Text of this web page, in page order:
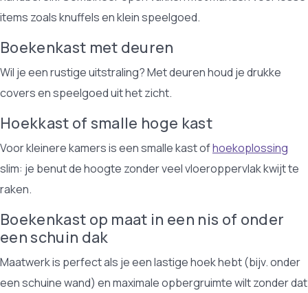
items zoals knuffels en klein speelgoed.
Boekenkast met deuren
Wil je een rustige uitstraling? Met deuren houd je drukke
covers en speelgoed uit het zicht.
Hoekkast of smalle hoge kast
Voor kleinere kamers is een smalle kast ofhoekoplossing
slim: je benut de hoogte zonder veel vloeroppervlak kwijt te
raken.
Boekenkast op maat in een nis of onder
een schuin dak
Maatwerk is perfect als je een lastige hoek hebt (bijv. onder
een schuine wand) en maximale opbergruimte wilt zonder dat